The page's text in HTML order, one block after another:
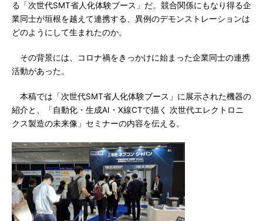
る「次世代SMT省人化体験ブース」だ。競合関係にもなり得る企
業同士が垣根を越えて連携する、異例のデモンストレーションは
どのようにして生まれたのか。
その背景には、コロナ禍をきっかけに始まった企業同士の連携
活動があった。
本稿では「次世代SMT省人化体験ブース」に展示された機器の
紹介と、「自動化・生成AI・X線CTで描く 次世代エレクトロニ
クス製造の未来像」セミナーの内容を伝える。